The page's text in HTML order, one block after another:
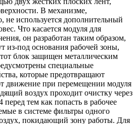
В механизме,
используется дополнительный
Что касается модуля для
он разработан таким образом,
из-под основания рабочей зоны,
блок защищен металлическим
специальные
которые предотвращают
движение при перемещении модуля
воздух проходит очистку через
тем как попасть в рабочее
в системе фильтры одного
покидающий зону работы. Для